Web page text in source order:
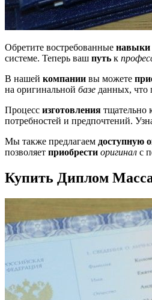
Обретите востребованные навыки
системе. Теперь ваш путь к
В нашей компании вы можете
на оригинальной базе данных, что
Процесс изготовления тщательно
потребностей и предпочтений.
Мы также предлагаем доступную
позволяет приобрести оригинал с
Купить Диплом